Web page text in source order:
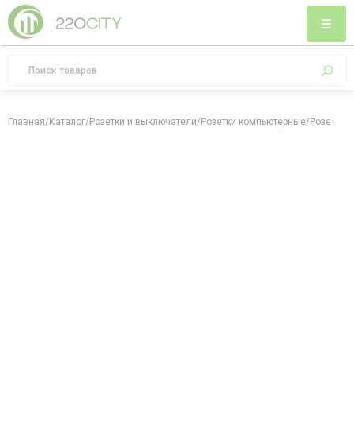
Главная/Каталог/Розетки и выключатели/Розетки компьютерные/Розетка